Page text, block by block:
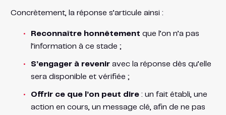
Concrètement, la réponse s’articule ainsi :
Reconnaître honnêtement que l’on n’a pas
l’information à ce stade ;
S’engager à reveniravec la réponse dès qu’elle
sera disponible et vérifiée ;
Offrir ce que l’on peut dire: un fait établi, une
action en cours, un message clé, afin de ne pas